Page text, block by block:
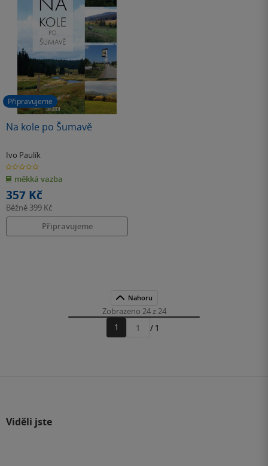
Připravujeme
Na kole po Šumavě
Ivo Paulík
0.0
z
5
hvězdiček
měkká vazba
357 Kč
Běžně 399 Kč
Připravujeme
Nahoru
Zobrazeno 24 z 24
1
Přejít
/ 1
Viděli jste